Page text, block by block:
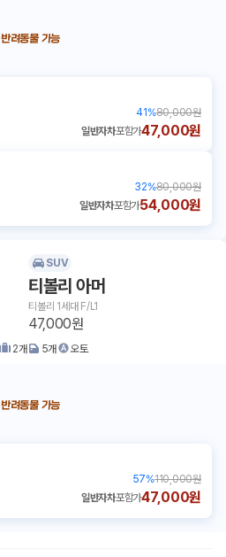
반려동물 가능
41 %80,000원
일반자차포함가47,000원
32%80,000원
일반자차포함가54,000원
SUV
티볼리 아머
티볼리 1세대 F/L1
47,000원
2개 5개 오토
반려동물 가능
57%110,000원
일반자차포함가47,000원